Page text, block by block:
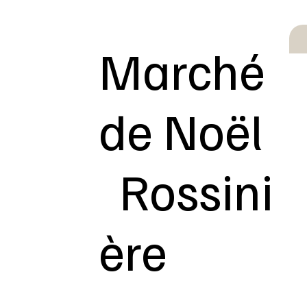
Marché
de Noël
Rossini
ère